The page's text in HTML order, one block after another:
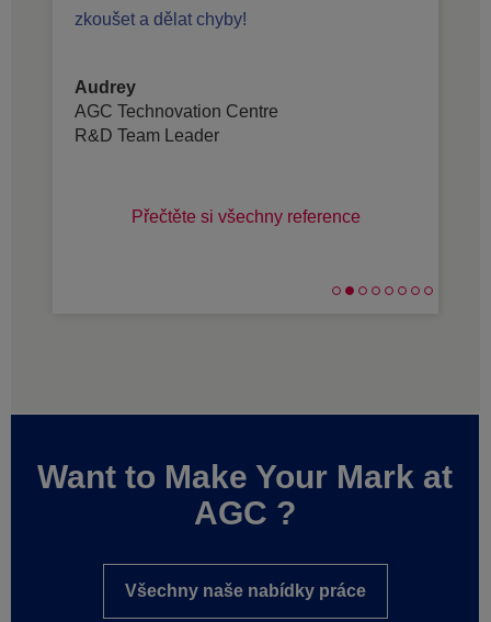
zkoušet a dělat chyby!
Audrey
AGC Technovation Centre
R&D Team Leader
Přečtěte si všechny reference
Want to Make Your Mark at
AGC ?
Všechny naše nabídky práce